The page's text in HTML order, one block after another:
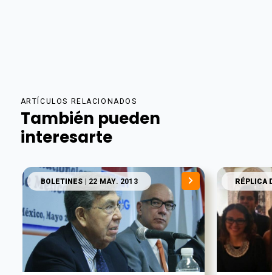
ARTÍCULOS RELACIONADOS
También pueden
interesarte
BOLETINES | 22 MAY. 2013 RÉPLICA